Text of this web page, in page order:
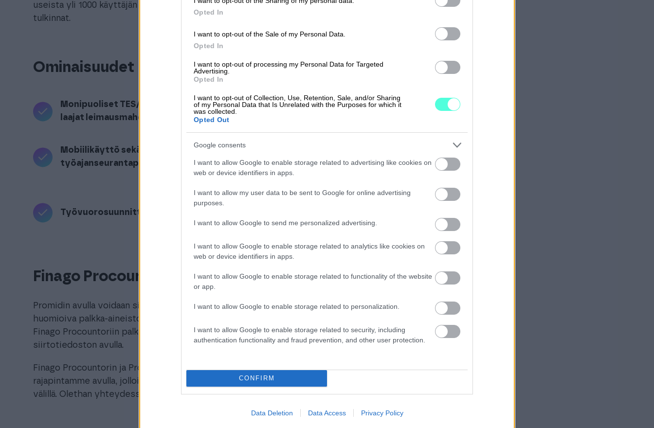
Opted In
I want to opt-out of the Sale of my Personal Data.
Opted In
I want to opt-out of processing my Personal Data for Targeted
Advertising.
Opted In
I want to opt-out of Collection, Use, Retention, Sale, and/or Sharing
of my Personal Data that Is Unrelated with the Purposes for which it
was collected.
Opted Out
Google consents
I want to allow Google to enable storage related to advertising like cookies on
web or device identifiers in apps.
I want to allow my user data to be sent to Google for online advertising
purposes.
I want to allow Google to send me personalized advertising.
I want to allow Google to enable storage related to analytics like cookies on
web or device identifiers in apps.
I want to allow Google to enable storage related to functionality of the website
or app.
I want to allow Google to enable storage related to personalization.
I want to allow Google to enable storage related to security, including
authentication functionality and fraud prevention, and other user protection.
CONFIRM
Data Deletion Data Access Privacy Policy
useista yli 1000 käyttäjän projekteista. Vahvuutena on monimutkaiset TES-
tulkinnat.
Ominaisuudet
Monipuoliset TES/VES-tulkit,
laajat leimausmahdollisuudet.
Skaalautuu eri tarpeisiin ja
käyttäjämääriin.
Mobiilikäyttö sekä
työajanseurantapääte.
Monipuolinen työaikoja ja
poissaoloja noudattava TES-
tulkintojen hallinta.
Työvuorosuunnittelu.
Finago Procountor + Promid
Promidin avulla voidaan siirtää työehtosopimukset ja paikalliset sopimukset
huomioiva palkka-aineisto, työntekijätiedot sekä työn kohdennustiedot suoraan
Finago Procountoriin palkanlaskentaa varten. Tietojen siirto on sujuvaa
siirtotiedoston avulla.
Finago Procountorin ja Promidin välillä olisi mahdollista siirtää tietoja myös api-
rajapintamme avulla, jolloin tiedot päivittyisivät automaattisesti ohjelmistojen
välillä. Olethan yhteydessä Promidiin tiedustellaaksi tätä vaihtoehtoa.